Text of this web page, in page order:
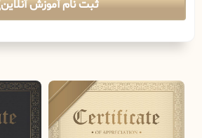
ثبت نام آموزش آنلاین